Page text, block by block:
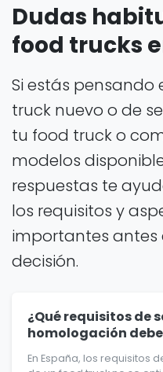
Dudas
food trucks
Si estás
truck nuevo o de
tu food truck o
modelos
respuestas te
los requisitos y
importantes
decisión.
¿Qué requisitos de
homologación
En España, los requisitos